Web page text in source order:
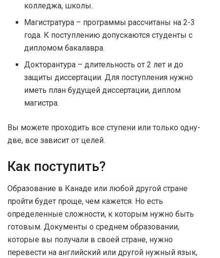
колледжа, школы.
Магистратура – программы рассчитаны на 2-3
года. К поступлению допускаются студенты с
дипломом бакалавра.
Докторантура – длительность от 2 лет и до
защиты диссертации. Для поступления нужно
иметь план будущей диссертации, диплом
магистра.
Вы можете проходить все ступени или только одну-
две, все зависит от целей.
Как поступить?
Образование в Канаде или любой другой стране
пройти будет проще, чем кажется. Но есть
определенные сложности, к которым нужно быть
готовым. Документы о среднем образовании,
которые вы получали в своей стране, нужно
перевести на английский или другой нужный язык,